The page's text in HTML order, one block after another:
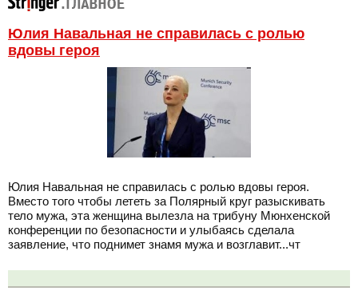
Юлия Навальная не справилась с ролью
вдовы героя
Юлия Навальная не справилась с ролью вдовы героя.
Вместо того чтобы лететь за Полярный круг разыскивать
тело мужа, эта женщина вылезла на трибуну Мюнхенской
конференции по безопасности и улыбаясь сделала
заявление, что поднимет знамя мужа и возглавит...чт